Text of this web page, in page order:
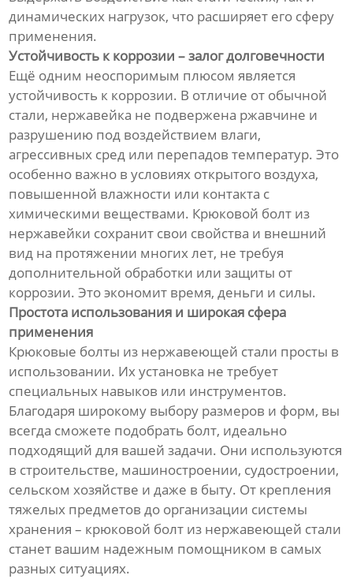
динамических нагрузок, что расширяет его сферу
применения.
Устойчивость к коррозии – залог долговечности
Ещё одним неоспоримым плюсом является
устойчивость к коррозии. В отличие от обычной
стали, нержавейка не подвержена ржавчине и
разрушению под воздействием влаги,
агрессивных сред или перепадов температур. Это
особенно важно в условиях открытого воздуха,
повышенной влажности или контакта с
химическими веществами. Крюковой болт из
нержавейки сохранит свои свойства и внешний
вид на протяжении многих лет, не требуя
дополнительной обработки или защиты от
коррозии. Это экономит время, деньги и силы.
Простота использования и широкая сфера
применения
Крюковые болты из нержавеющей стали просты в
использовании. Их установка не требует
специальных навыков или инструментов.
Благодаря широкому выбору размеров и форм, вы
всегда сможете подобрать болт, идеально
подходящий для вашей задачи. Они используются
в строительстве, машиностроении, судостроении,
сельском хозяйстве и даже в быту. От крепления
тяжелых предметов до организации системы
хранения – крюковой болт из нержавеющей стали
станет вашим надежным помощником в самых
разных ситуациях.